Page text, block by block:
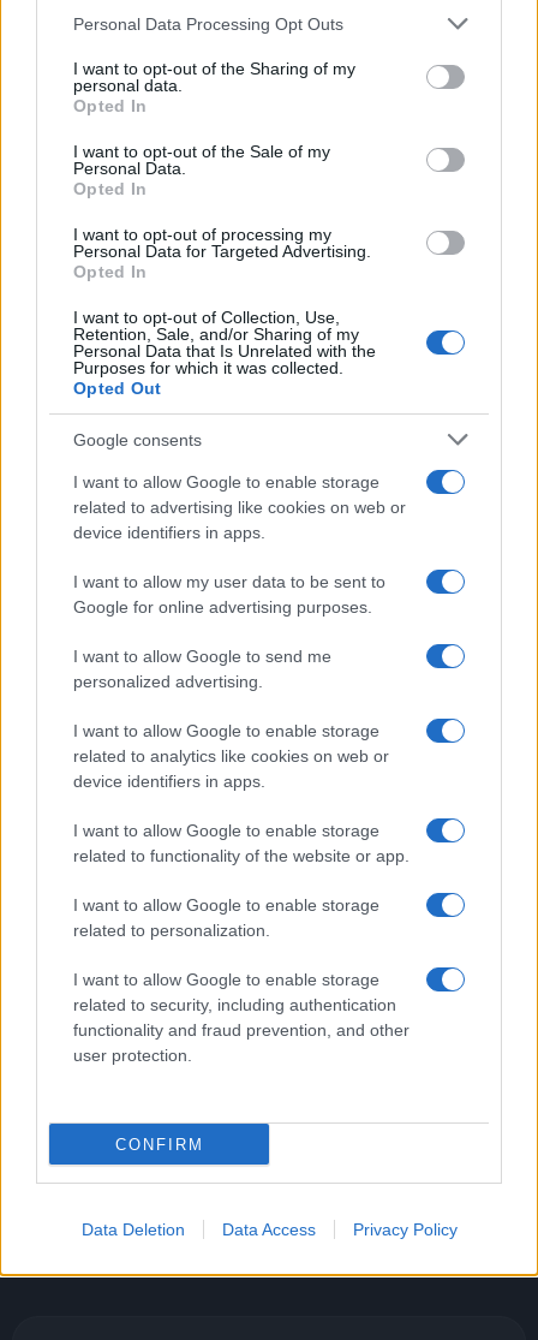
Please note that this website/app uses one or more Google
not limited to your visit or usage behaviour. You may click to
grant or deny consent to Google and its third-party tags to
use your data for below specified purposes in below Google
consent section.
Personal Data Processing Opt Outs
I want to opt-out of the Sharing of my
personal data.
Opted In
I want to opt-out of the Sale of my
Personal Data.
Opted In
I want to opt-out of processing my
Personal Data for Targeted Advertising.
Opted In
I want to opt-out of Collection, Use,
Retention, Sale, and/or Sharing of my
Personal Data that Is Unrelated with the
Purposes for which it was collected.
Opted Out
Google consents
I want to allow Google to enable storage
related to advertising like cookies on web or
device identifiers in apps.
I want to allow my user data to be sent to
Google for online advertising purposes.
I want to allow Google to send me
personalized advertising.
I want to allow Google to enable storage
related to analytics like cookies on web or
device identifiers in apps.
I want to allow Google to enable storage
related to functionality of the website or app.
I want to allow Google to enable storage
related to personalization.
I want to allow Google to enable storage
related to security, including authentication
functionality and fraud prevention, and other
user protection.
CONFIRM
Data Deletion Data Access Privacy Policy
Precedente
pavimentazione
Area Sacra di
largo Argentina
Dramma a
Cinecittà:
rinvenuto corpo in
POTREBBE INTERESSARTI
Capitale ospiterà il villaggio
natalizio più grande d’Europa
4 anni fa
Alla Galleria Giovanni XXIII arriva
l’autovelox. Multe per chi supera
il limite. Dal 30 marzo
ARTICOLI CORRELATI
Christmas World a Roma, la Capitale ospiterà il
villaggio natalizio più grande d’Europa
Alla Galleria Giovanni XXIII arriva l’autovelox. Multe
per chi supera il limite. Dal 30 marzo
Audio Zaniolo, la ragazza coinvolta fa chiarezza sulle